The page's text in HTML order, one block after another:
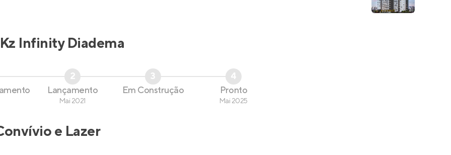
Kz Infinity Diadema
2
Lançamento
Mai 2021
3
Em Construção
4
Pronto
Mai 2025
e Lazer